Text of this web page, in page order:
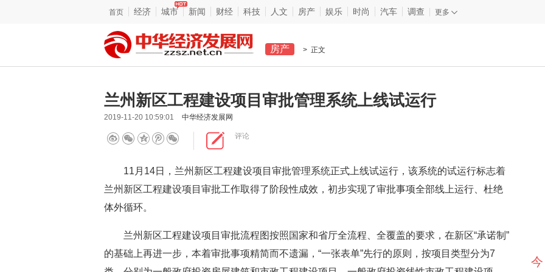
首页 经济 城市 新闻 财经 科技 人文 房产 娱乐 时尚 汽车 调查 更多
房产 > 正文
兰州新区工程建设项目审批管理系统上线试运行
2019-11-20 10:59:01 中华经济发展网
评论
11月14日，兰州新区工程建设项目审批管理系统正式上线试运行，该系统的试运行标志着
兰州新区工程建设项目审批工作取得了阶段性成效，初步实现了审批事项全部线上运行、杜绝
体外循环。
兰州新区工程建设项目审批流程图按照国家和省厅全流程、全覆盖的要求，在新区“承诺制”
的基础上再进一步，本着审批事项精简而不遗漏，“一张表单”先行的原则，按项目类型分为7